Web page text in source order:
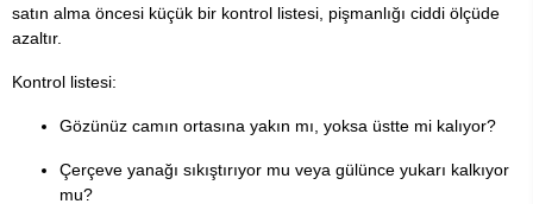
satın alma öncesi küçük bir kontrol listesi, pişmanlığı ciddi ölçüde
azaltır.
Kontrol listesi:
Gözünüz camın ortasına yakın mı, yoksa üstte mi kalıyor?
Çerçeve yanağı sıkıştırıyor mu veya gülünce yukarı kalkıyor
mu?